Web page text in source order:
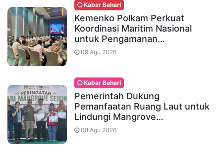
Kabar Bahari
Kemenko Polkam Perkuat
Koordinasi Maritim Nasional
untuk Pengamanan…
09 Agu 2026
Kabar Bahari
Pemerintah Dukung
Pemanfaatan Ruang Laut untuk
Lindungi Mangrove…
08 Agu 2026